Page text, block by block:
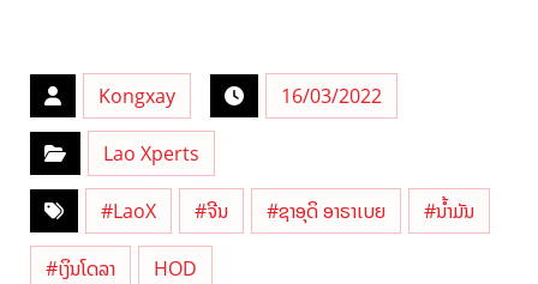
Kongxay 16/03/2022
Lao Xperts
#LaoX #ຈີນ #ຊາອຸດິ ອາຣາເບຍ #ນ້ຳມັນ
#ເງິນໂດລາ HOD